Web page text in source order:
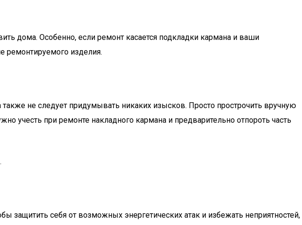
дома. Особенно, если ремонт касается подкладки кармана и ваши
ремонтируемого изделия.
не следует придумывать никаких изысков. Просто прострочить вручную
при ремонте накладного кармана и предварительно отпороть часть
защитить себя от возможных энергетических атак и избежать неприятностей,